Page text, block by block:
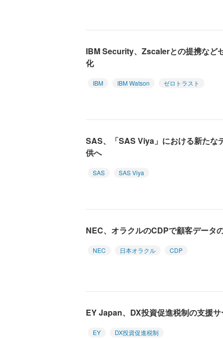
IBM Security、Zscalerとの提携など
化
IBM IBM Watson
ゼロトラスト
SAS、「SAS Viya」における新たな
供へ
SAS
SAS Viya
NEC、オラクルのCDPで顧客データ
NEC 日本オラクル
CDP
EY Japan、DX投資促進税制の支援
EY
DX投資促進税制